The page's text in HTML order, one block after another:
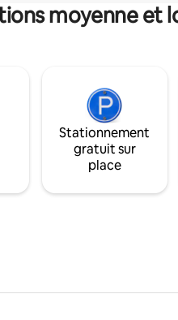
moyenne et
Stationnement
gratuit sur
place